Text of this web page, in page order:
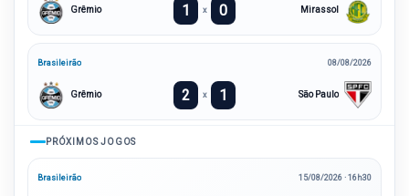
Grêmio 1 x 0 Mirassol
Brasileirão 08/08/2026
Grêmio 2 x 1 São Paulo
PRÓXIMOS JOGOS
Brasileirão 15/08/2026 · 16h30